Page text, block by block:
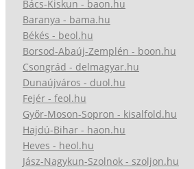
Bács-Kiskun - baon.hu
Baranya - bama.hu
Békés - beol.hu
Borsod-Abaúj-Zemplén - boon.hu
Csongrád - delmagyar.hu
Dunaújváros - duol.hu
Fejér - feol.hu
Győr-Moson-Sopron - kisalfold.hu
Hajdú-Bihar - haon.hu
Heves - heol.hu
Jász-Nagykun-Szolnok - szoljon.hu